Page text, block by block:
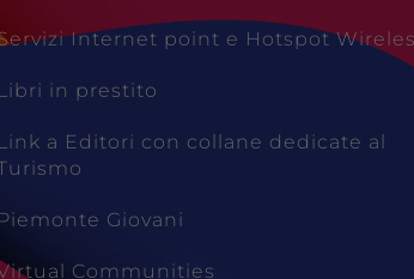
Internet point e Hotspot
Libri in prestito
Link a Editori con collane dedicate al
Piemonte Giovani
Communities